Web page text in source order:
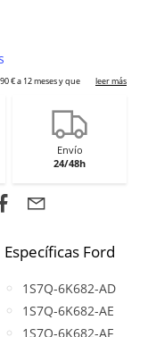
Envío
24/48h
Específicas Ford
1S7Q-6K682-AD
1S7Q-6K682-AE
1S7Q-6K682-AF